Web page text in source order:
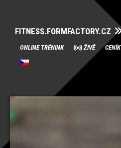
FITNESS.FORMFACTORY.CZ
Přeskočit
na
obsah
ONLINE TRÉNINK ŽIVĚ CENÍK